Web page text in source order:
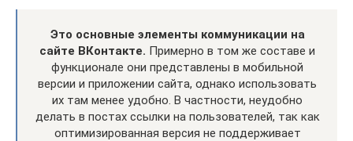
Это основные элементы коммуникации на
сайте ВКонтакте. Примерно в том же составе и
функционале они представлены в мобильной
версии и приложении сайта, однако использовать
их там менее удобно. В частности, неудобно
делать в постах ссылки на пользователей, так как
оптимизированная версия не поддерживает